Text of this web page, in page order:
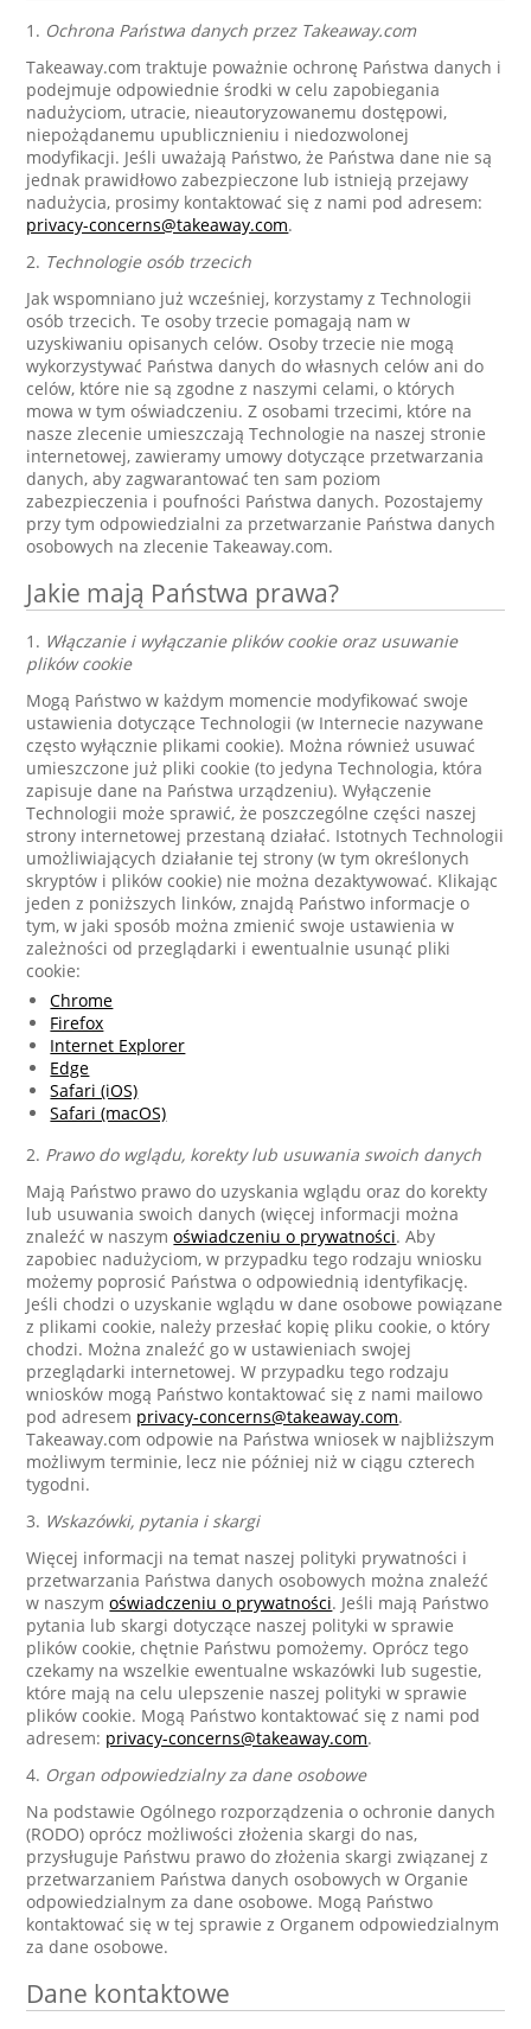
1. Ochrona Państwa danych przez Takeaway.com
Takeaway.com traktuje poważnie ochronę Państwa danych i
podejmuje odpowiednie środki w celu zapobiegania
nadużyciom, utracie, nieautoryzowanemu dostępowi,
niepożądanemu upublicznieniu i niedozwolonej
modyfikacji. Jeśli uważają Państwo, że Państwa dane nie są
jednak prawidłowo zabezpieczone lub istnieją przejawy
nadużycia, prosimy kontaktować się z nami pod adresem:
privacy-concerns@takeaway.com.
2. Technologie osób trzecich
Jak wspomniano już wcześniej, korzystamy z Technologii
osób trzecich. Te osoby trzecie pomagają nam w
uzyskiwaniu opisanych celów. Osoby trzecie nie mogą
wykorzystywać Państwa danych do własnych celów ani do
celów, które nie są zgodne z naszymi celami, o których
mowa w tym oświadczeniu. Z osobami trzecimi, które na
nasze zlecenie umieszczają Technologie na naszej stronie
internetowej, zawieramy umowy dotyczące przetwarzania
danych, aby zagwarantować ten sam poziom
zabezpieczenia i poufności Państwa danych. Pozostajemy
przy tym odpowiedzialni za przetwarzanie Państwa danych
osobowych na zlecenie Takeaway.com.
Jakie mają Państwa prawa?
1. Włączanie i wyłączanie plików cookie oraz usuwanie
plików cookie
Mogą Państwo w każdym momencie modyfikować swoje
ustawienia dotyczące Technologii (w Internecie nazywane
często wyłącznie plikami cookie). Można również usuwać
umieszczone już pliki cookie (to jedyna Technologia, która
zapisuje dane na Państwa urządzeniu). Wyłączenie
Technologii może sprawić, że poszczególne części naszej
strony internetowej przestaną działać. Istotnych Technologii
umożliwiających działanie tej strony (w tym określonych
skryptów i plików cookie) nie można dezaktywować. Klikając
jeden z poniższych linków, znajdą Państwo informacje o
tym, w jaki sposób można zmienić swoje ustawienia w
zależności od przeglądarki i ewentualnie usunąć pliki
cookie:
Chrome
Firefox
Internet Explorer
Edge
Safari (iOS)
Safari (macOS)
2. Prawo do wglądu, korekty lub usuwania swoich danych
Mają Państwo prawo do uzyskania wglądu oraz do korekty
lub usuwania swoich danych (więcej informacji można
znaleźć w naszymoświadczeniu o prywatności. Aby
zapobiec nadużyciom, w przypadku tego rodzaju wniosku
możemy poprosić Państwa o odpowiednią identyfikację.
Jeśli chodzi o uzyskanie wglądu w dane osobowe powiązane
z plikami cookie, należy przesłać kopię pliku cookie, o który
chodzi. Można znaleźć go w ustawieniach swojej
przeglądarki internetowej. W przypadku tego rodzaju
wniosków mogą Państwo kontaktować się z nami mailowo
pod adresem privacy-concerns@takeaway.com.
Takeaway.com odpowie na Państwa wniosek w najbliższym
możliwym terminie, lecz nie później niż w ciągu czterech
tygodni.
3. Wskazówki, pytania i skargi
Więcej informacji na temat naszej polityki prywatności i
przetwarzania Państwa danych osobowych można znaleźć
w naszymoświadczeniu o prywatności. Jeśli mają Państwo
pytania lub skargi dotyczące naszej polityki w sprawie
plików cookie, chętnie Państwu pomożemy. Oprócz tego
czekamy na wszelkie ewentualne wskazówki lub sugestie,
które mają na celu ulepszenie naszej polityki w sprawie
plików cookie. Mogą Państwo kontaktować się z nami pod
adresem: privacy-concerns@takeaway.com.
4. Organ odpowiedzialny za dane osobowe
Na podstawie Ogólnego rozporządzenia o ochronie danych
(RODO) oprócz możliwości złożenia skargi do nas,
przysługuje Państwu prawo do złożenia skargi związanej z
przetwarzaniem Państwa danych osobowych w Organie
odpowiedzialnym za dane osobowe. Mogą Państwo
kontaktować się w tej sprawie z Organem odpowiedzialnym
za dane osobowe.
Dane kontaktowe